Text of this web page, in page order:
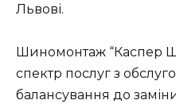
Львові.
Шиномонтаж “Каспер
спектр послуг з
балансування до